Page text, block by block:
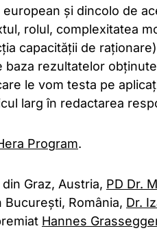
și dincolo de
rolul, complexitatea
capacității de
rezultatelor
le vom testa pe
larg în redactarea
Program.
Graz, Austria, PD Dr.
România, Dr.
Hannes